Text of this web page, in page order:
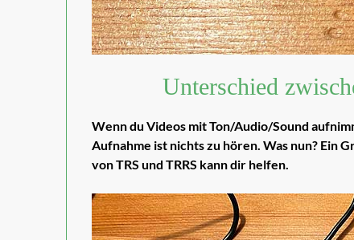
Unterschied
Wenn du Videos mit Ton/Audio/Sound
Aufnahme ist nichts zu hören. Was nun? Ein
von TRS und TRRS kann dir helfen.